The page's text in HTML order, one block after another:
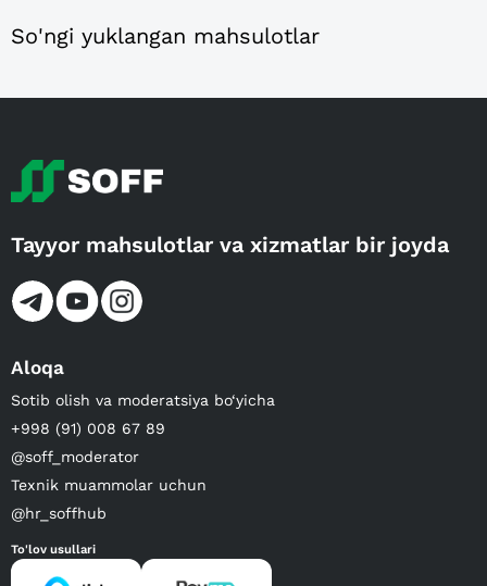
So'ngi yuklangan mahsulotlar
Tayyor mahsulotlar va xizmatlar bir joyda
Aloqa
Sotib olish va moderatsiya bo‘yicha
+998 (91) 008 67 89
@soff_moderator
Texnik muammolar uchun
@hr_soffhub
To'lov usullari